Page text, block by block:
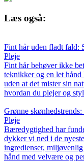
Læs også:
Fint hår uden fladt fald:
Pleje
Fint hår behøver ikke
teknikker og en let
uden at det mister sin
hvordan du plejer og
Grønne
Pleje
Bæredygtighed har
dykker vi ned i de
ingredienser,
hånd med velvære og